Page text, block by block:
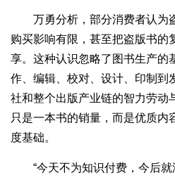
万勇分析，部分消费者认为
购买影响有限，甚至把盗版书的
享。这种认识忽略了图书生产
作、编辑、校对、设计、印制到
社和整个出版产业链的智力劳动
只是一本书的销量，而是优质内
度基础。
“今天不为知识付费，今后就